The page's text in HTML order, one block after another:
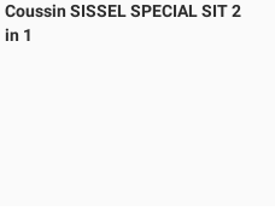
Coussin SISSEL SPECIAL SIT 2
in 1